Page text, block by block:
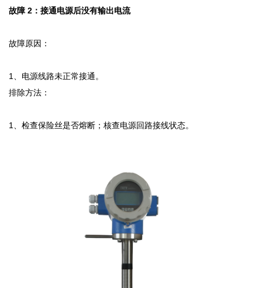
故障 2：接通电源后没有输出电流
故障原因：
1、电源线路未正常接通。
排除方法：
1、检查保险丝是否熔断；核查电源回路接线状态。